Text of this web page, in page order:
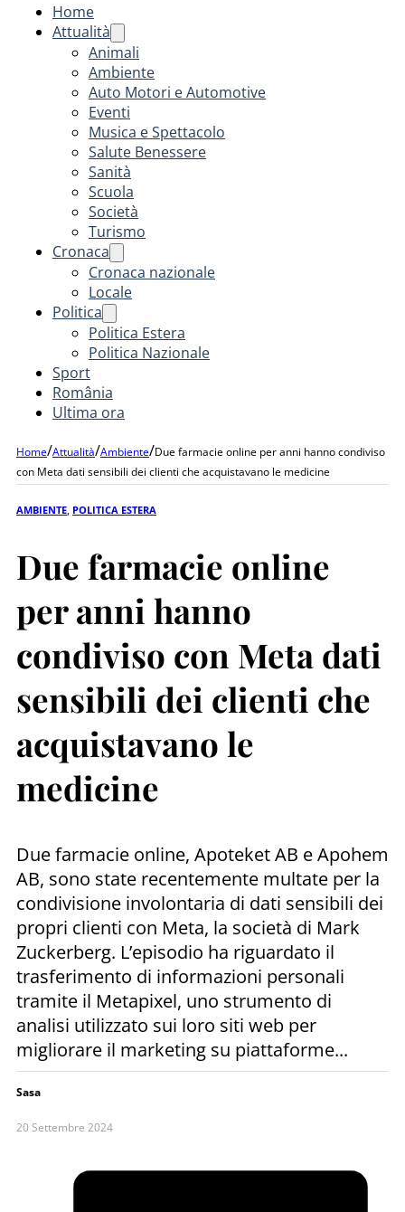
Home
Attualità
Animali
Ambiente
Auto Motori e Automotive
Eventi
Musica e Spettacolo
Salute Benessere
Sanità
Scuola
Società
Turismo
Cronaca
Cronaca nazionale
Locale
Politica
Politica Estera
Politica Nazionale
Sport
România
Ultima ora
Home/Attualità/Ambiente/Due farmacie online per anni hanno condiviso
con Meta dati sensibili dei clienti che acquistavano le medicine
AMBIENTE POLITICA ESTERA
Due farmacie online
per anni hanno
condiviso con Meta dati
sensibili dei clienti che
acquistavano le
medicine
Due farmacie online, Apoteket AB e Apohem
AB, sono state recentemente multate per la
condivisione involontaria di dati sensibili dei
propri clienti con Meta, la società di Mark
Zuckerberg. L’episodio ha riguardato il
trasferimento di informazioni personali
tramite il Metapixel, uno strumento di
analisi utilizzato sui loro siti web per
migliorare il marketing su piattaforme...
Sasa
20 Settembre 2024